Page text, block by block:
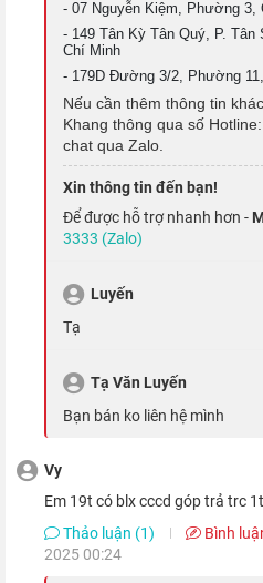
Không chỉ sở hữu một màn
tay, giúp chomàn hình iPhone
cấp"
iPhone 13 Pro được trang bị
nhu cầu sử dụng hàng ngày của
pin iPhone 13 Procho thời lượng
so với viênpin iPhone 12 Pro.
video liên tục trong 22 tiếng và
- 07 Nguyễn Kiệm, Phường 3,
- 149 Tân Kỳ Tân Quý, P.
Chí Minh
- 179D Đường 3/2, Phường
Nếu cần thêm thông tin
Khang thông qua số Hotline:
chat qua Zalo.
Xin thông tin đến bạn!
Để được hỗ trợ nhanh hơn -
3333 (Zalo)
Luyến
Tạ
Tạ Văn Luyến
Bạn bán ko liên hệ mình
Vy
em 19t có blx cccd góp trả trc
Thảo luận (1)
Bình
2025 00:24